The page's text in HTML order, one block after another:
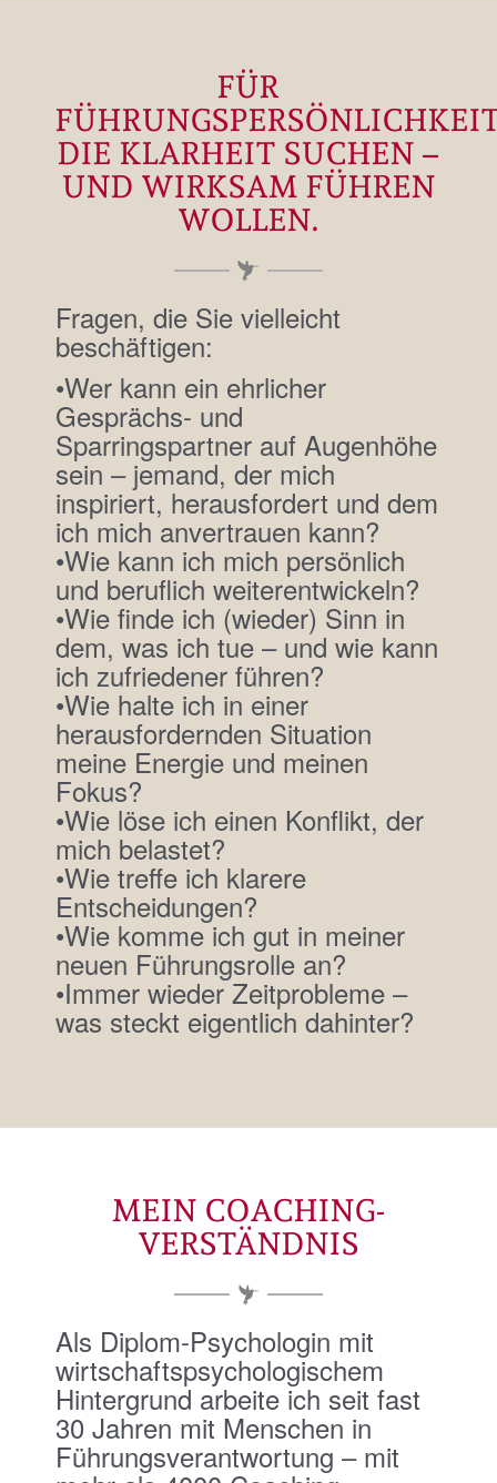
FÜR
DIE KLARHEIT SUCHEN –
UND WIRKSAM FÜHREN
WOLLEN.
Fragen, die Sie vielleicht
beschäftigen:
•Wer kann ein ehrlicher
Gesprächs- und
Sparringspartner auf Augenhöhe
sein – jemand, der mich
inspiriert, herausfordert und dem
ich mich anvertrauen kann?
•Wie kann ich mich persönlich
und beruflich weiterentwickeln?
•Wie finde ich (wieder) Sinn in
dem, was ich tue – und wie kann
ich zufriedener führen?
•Wie halte ich in einer
herausfordernden Situation
meine Energie und meinen
Fokus?
•Wie löse ich einen Konflikt, der
mich belastet?
•Wie treffe ich klarere
Entscheidungen?
•Wie komme ich gut in meiner
neuen Führungsrolle an?
•Immer wieder Zeitprobleme –
was steckt eigentlich dahinter?
MEIN COACHING-
VERSTÄNDNIS
Als Diplom-Psychologin mit
wirtschaftspsychologischem
Hintergrund arbeite ich seit fast
30 Jahren mit Menschen in
Führungsverantwortung – mit